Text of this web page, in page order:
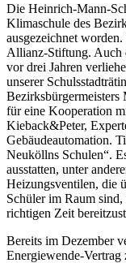
Die Heinrich-Mann-
Klimaschule des
ausgezeichnet
Allianz-Stiftung. Auch
vor drei Jahren
unserer
Bezirksbürgermeisters
für eine Kooperation
Kieback&Peter,
Gebäudeautomation.
Neuköllns Schulen“.
ausstatten, unter
Heizungsventilen, die
Schüler im Raum
richtigen Zeit
Bereits im Dezember
Energiewende-